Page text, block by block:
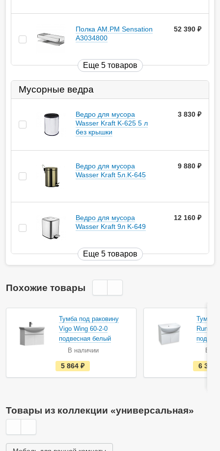
Полка AM.PM Sensation
A3034800
52 390
Еще 5 товаров
Мусорные ведра
Ведро для мусора
Wasser Kraft K-625 5 л
без крышки
3 830
Ведро для мусора
Wasser Kraft 5л.K-645
9 880
Ведро для мусора
Wasser Kraft 9л K-649
12 160
Еще 5 товаров
Похожие товары
Тумба под раковину
Vigo Wing 60-2-0
подвесная белый
В наличии
е
с
т
л
5 864
Тумба
Runo
В
6 350
Товары из коллекции «универсальная»